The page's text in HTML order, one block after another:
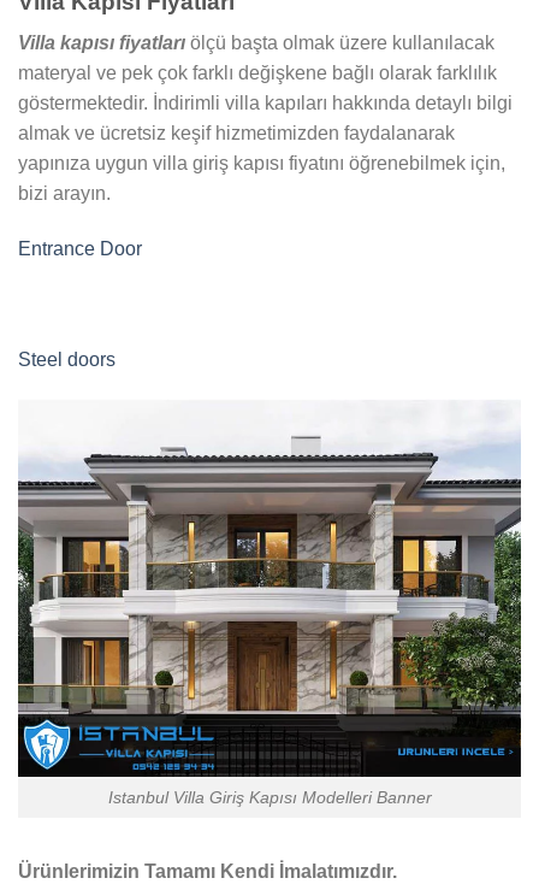
Villa kapısı fiyatları ölçü başta olmak üzere kullanılacak
materyal ve pek çok farklı değişkene bağlı olarak farklılık
göstermektedir. İndirimli villa kapıları hakkında detaylı bilgi
almak ve ücretsiz keşif hizmetimizden faydalanarak
yapınıza uygun villa giriş kapısı fiyatını öğrenebilmek için,
bizi arayın.
Entrance Door
Steel doors
Istanbul Villa Giriş Kapısı Modelleri Banner
Ürünlerimizin Tamamı Kendi İmalatımızdır.